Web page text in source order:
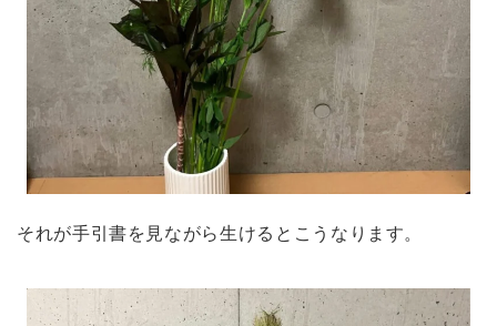
それが手引書を見ながら生けるとこうなります。